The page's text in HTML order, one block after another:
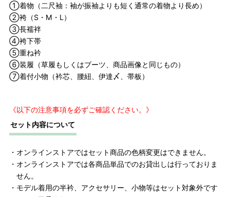
袴下帯 フリーサイズ
重ね衿
履物
ットの場合
選択欄よりサイズをお選びくださ
22.5cm～24.5cm（0.5cm刻みでご
着付小物 フリーサイズ
①着物（二尺袖：袖が振袖よりも短く通常の着物より長め）
②袴（S・M・L）
③長襦袢
④袴下帯
⑤重ね衿
⑥装履（草履もしくはブーツ、商品画像と同じもの）
⑦着付小物（衿芯、腰紐、伊達〆、帯板）
《以下の注意事項を必ずご確認ください。》
セット内容について
・オンラインストアではセット商品の色柄変更はできません。
・オンラインストアでは各商品単品でのお貸出しは行っておりま
せん。
・モデル着用の半衿、アクセサリー、小物等はセット対象外です